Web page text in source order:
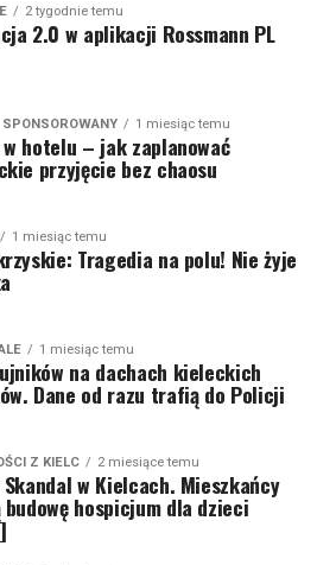
2 tygodnie temu
2.0 w aplikacji Rossmann PL
1 miesiąc temu
w hotelu – jak zaplanować
przyjęcie bez chaosu
1 miesiąc temu
Tragedia na polu! Nie żyje
1 miesiąc temu
na dachach kieleckich
Dane od razu trafią do Policji
Z KIELC 2 miesiące temu
w Kielcach. Mieszkańcy
hospicjum dla dzieci